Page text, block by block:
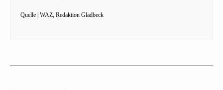
Quelle | WAZ, Redaktion Gladbeck